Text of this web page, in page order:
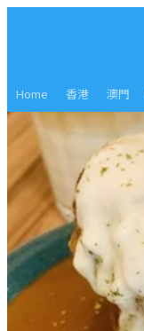
Home 香港 澳門